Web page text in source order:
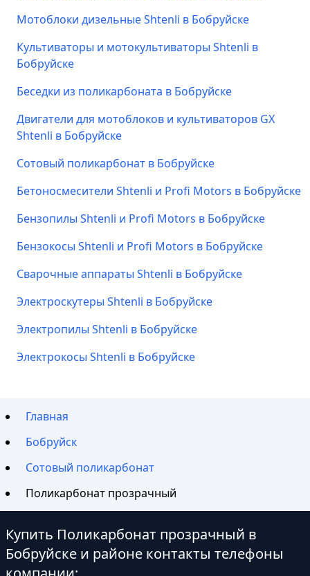
Мотоблоки дизельные Shtenli в Бобруйске
Культиваторы и мотокультиваторы Shtenli в
Бобруйске
Беседки из поликарбоната в Бобруйске
Двигатели для мотоблоков и культиваторов GX
Shtenli в Бобруйске
Сотовый поликарбонат в Бобруйске
Бетоносмесители Shtenli и Profi Motors в Бобруйске
Бензопилы Shtenli и Profi Motors в Бобруйске
Бензокосы Shtenli и Profi Motors в Бобруйске
Сварочные аппараты Shtenli в Бобруйске
Электроскутеры Shtenli в Бобруйске
Электропилы Shtenli в Бобруйске
Электрокосы Shtenli в Бобруйске
Главная
Бобруйск
Сотовый поликарбонат
Поликарбонат прозрачный
Купить Поликарбонат прозрачный в
Бобруйске и районе контакты телефоны